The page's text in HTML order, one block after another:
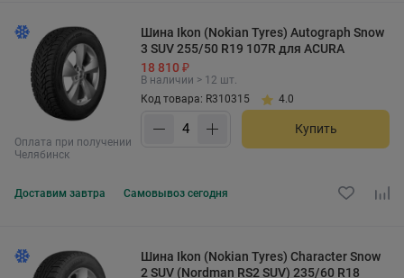
Оплата при получении
Челябинск
Шина Ikon (Nokian Tyres) Autograph Snow
3 SUV 255/50 R19 107R для ACURA
18 810 ₽
В наличии > 12 шт.
Код товара: R310315
4.0
Купить
Доставим завтра Самовывоз сегодня
Шина Ikon (Nokian Tyres) Character Snow
2 SUV (Nordman RS2 SUV) 235/60 R18